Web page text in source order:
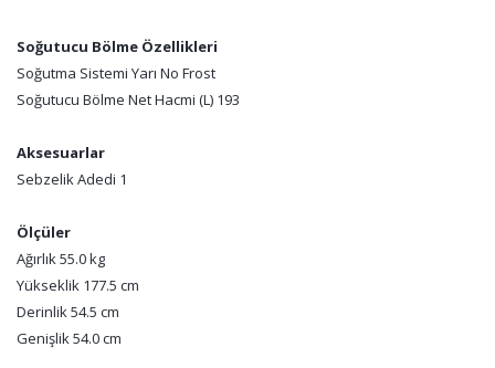
Soğutucu Bölme Özellikleri
Soğutma Sistemi Yarı No Frost
Soğutucu Bölme Net Hacmi (L) 193
Aksesuarlar
Sebzelik Adedi 1
Ölçüler
Ağırlık 55.0 kg
Yükseklik 177.5 cm
Derinlik 54.5 cm
Genişlik 54.0 cm